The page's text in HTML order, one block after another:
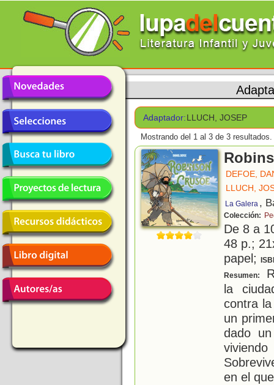
Adaptador: LLUCH, JOSEP
Mostrando del 1 al 3 de 3 resultados.
DEFOE,
LLUCH,
La Galera ,
Colección:
De 8 a
48 p.;
papel;
Resumen:
la
contra
un
dado
en el